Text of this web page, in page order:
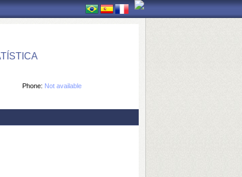
Phone: Not available